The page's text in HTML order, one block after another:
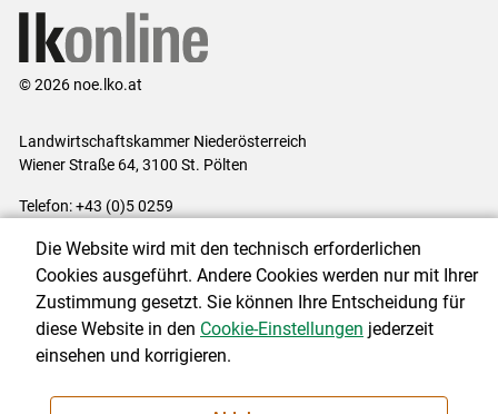
© 2026 noe.lko.at
Landwirtschaftskammer Niederösterreich
Wiener Straße 64, 3100 St. Pölten
Telefon: +43 (0)5 0259
Impressum|Kontakt|Datenschutzerklärung|Barrierefreiheit|
Cookie-Einstellungen
NEWSLETTER
Die Website wird mit den technisch erforderlichen
Cookies ausgeführt. Andere Cookies werden nur mit Ihrer
Zustimmung gesetzt. Sie können Ihre Entscheidung für
diese Website in den Cookie-Einstellungen jederzeit
einsehen und korrigieren.